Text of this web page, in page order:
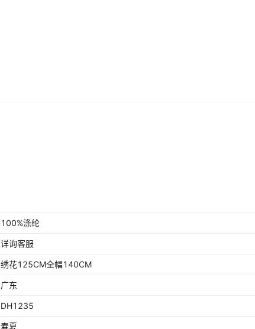
100%涤纶
详询客服
绣花125CM全幅140CM
广东
DH1235
春夏